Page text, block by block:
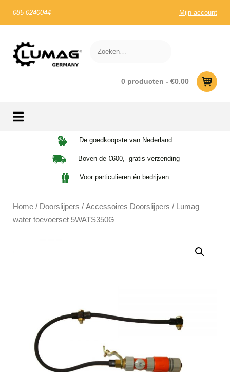
085 0240044 Mijn account
0 producten - €0.00
De goedkoopste van Nederland
Boven de €600,- gratis verzending
Voor particulieren én bedrijven
Home / Doorslijpers / Accessoires Doorslijpers / Lumag
water toevoerset 5WATS350G